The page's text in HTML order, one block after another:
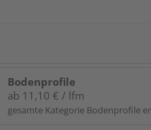
Bodenprofile
ab 11,10 € / lfm
gesamte Kategorie Bodenprofile